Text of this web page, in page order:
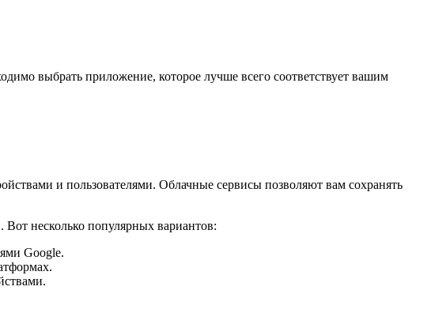
выбрать приложение, которое лучше всего соответствует вашим
и пользователями. Облачные сервисы позволяют вам сохранять
несколько популярных вариантов:
Google.